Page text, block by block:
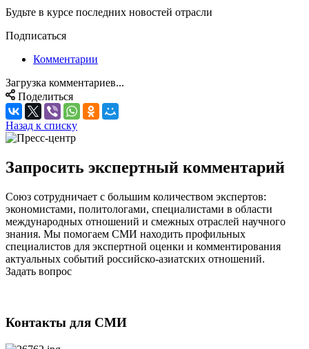
Будьте в курсе последних новостей отрасли
Подписаться
Комментарии
Загрузка комментариев...
Поделиться
Назад к списку
Запросить экспертный комментарий
Союз сотрудничает с большим количеством экспертов:
экономистами, политологами, специалистами в области
международных отношений и смежных отраслей научного
знания. Мы помогаем СМИ находить профильных
специалистов для экспертной оценки и комментирования
актуальных событий российско-азиатских отношений.
Задать вопрос
Контакты для СМИ